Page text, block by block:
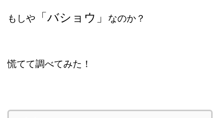
もしや 「バショウ」 なのか？
慌てて調べてみた！